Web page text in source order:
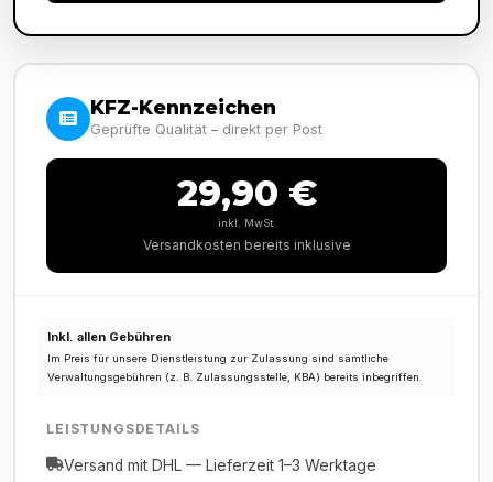
KFZ-Kennzeichen
Geprüfte Qualität – direkt per Post
29,90 €
inkl. MwSt.
Versandkosten bereits inklusive
Inkl. allen Gebühren
Im Preis für unsere Dienstleistung zur Zulassung sind sämtliche
Verwaltungsgebühren (z. B. Zulassungsstelle, KBA) bereits inbegriffen.
LEISTUNGSDETAILS
Versand mit DHL — Lieferzeit 1–3 Werktage